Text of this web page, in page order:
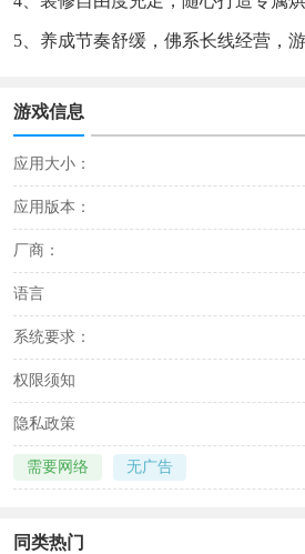
5、养成节奏舒缓，佛系长线经营，游
游戏信息
应用大小：
应用版本：
厂商：
语言
系统要求：
权限须知
隐私政策
需要网络 无广告
同类热门